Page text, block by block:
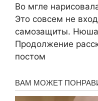
Во мгле
Это совсем не
самозащиты. Нюша
Продолжение
постом